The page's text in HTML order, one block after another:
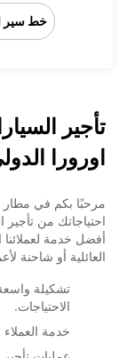
خط سير
تأجير
اورورا
مرحبًا بكم في مطار
أفضل خدمة
العائلية أو شاحنة
تشكيلة
الاحتياجات.
خدمة